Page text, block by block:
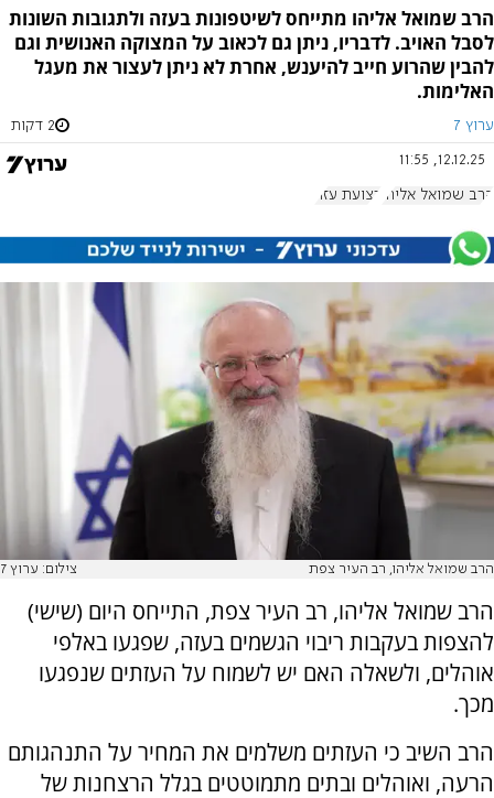
הרב שמואל אליהו מתייחס לשיטפונות בעזה ולתגובות השונות
לסבל האויב. לדבריו, ניתן גם לכאוב על המצוקה האנושית וגם
להבין שהרוע חייב להיענש, אחרת לא ניתן לעצור את מעגל
האלימות.
ערוץ 7 2 דקות
12.12.25, 11:55
הרב שמואל אליהו רצועת עזה
הרב שמואל אליהו, רב העיר צפת צילום: ערוץ 7
הרב שמואל אליהו, רב העיר צפת, התייחס היום (שישי)
להצפות בעקבות ריבוי הגשמים בעזה, שפגעו באלפי
אוהלים, ולשאלה האם יש לשמוח על העזתים שנפגעו
מכך.
הרב השיב כי העזתים משלמים את המחיר על התנהגותם
הרעה, ואוהלים ובתים מתמוטטים בגלל הרצחנות של